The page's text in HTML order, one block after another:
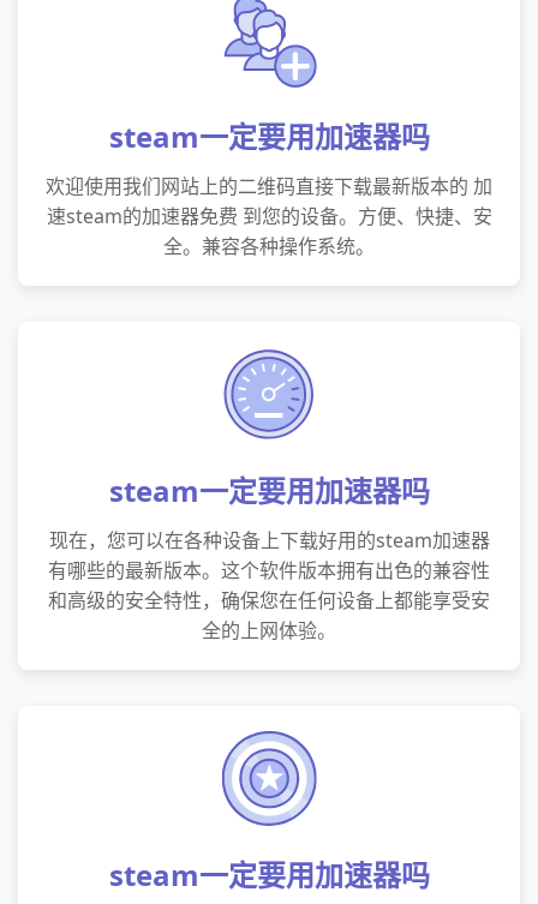
steam一定要用加速器吗
欢迎使用我们网站上的二维码直接下载最新版本的 加
速steam的加速器免费 到您的设备。方便、快捷、安
全。兼容各种操作系统。
steam一定要用加速器吗
现在，您可以在各种设备上下载好用的steam加速器
有哪些的最新版本。这个软件版本拥有出色的兼容性
和高级的安全特性，确保您在任何设备上都能享受安
全的上网体验。
steam一定要用加速器吗